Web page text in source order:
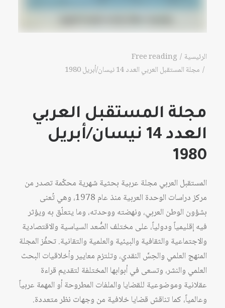
الرئيسية
Free reading
مجلة المستقبل العربي العدد 14 نيسان/أبريل 1980
مجلة المستقبل العربي
العدد 14 نيسان/أبريل
1980
المستقبل العربي مجلة عربية بحثية شهرية محكّمة تصدر من
مركز دراسات الوحدة العربية منذ عام 1978، وهي تُعنى
بشؤون الوطن العربي، ونهضته ووحدته، وما يتعلّق به ويؤثر
فيه إقليمياً ودولياً، على مختلف الصُّعد السياسية والاقتصادية
والاجتماعية والثقافية والبيئية والعلمية والتقانية. تحفِّز المجلة
المنهج العلمي والحِسَّ النقدي، وتلتزم معايير وأخلاقيات البحث
العلمي والنشر، وتسعى في أبوابها المختلفة لتقديم قراءة
عقلانية وموضوعية للقضايا والملفات المطروحة أو المهمة عربياً
وعالمياً، كما تناقش قضايا خلافية من وجهات نظر متعددة.